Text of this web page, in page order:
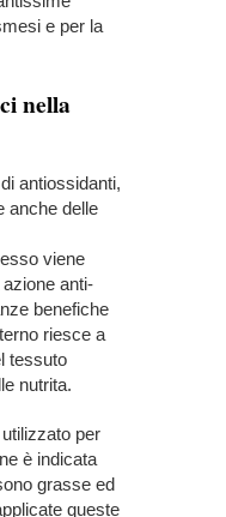
e per la
nella
antiossidanti,
anche delle
viene
anti-
benefiche
riesce a
tessuto
nutrita.
per
è indicata
grasse ed
queste